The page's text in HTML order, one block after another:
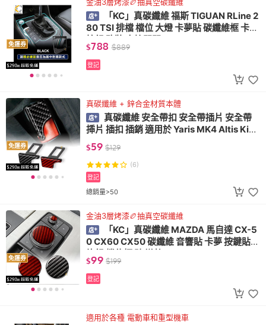
免運券
「KC」真碳纖維 福斯 TIGUAN RLine 2
80 TSI 排檔 檔位 大燈 卡夢貼 碳纖維框 卡夢
按鈕 改裝 中控開關
$788 $889
登記
免運券
真碳纖維 + 鋅合金材質本體
真碳纖維 安全帶扣 安全帶插片 安全帶
揷片 插扣 插銷 適用於 Yaris MK4 Altis Kick
s Cross
$59 $129
(6)
總銷量>50
登記
免運券
金油3層烤漆🏉抽真空碳纖維
「KC」真碳纖維 MAZDA 馬自達 CX-5
0 CX60 CX50 碳纖維 音響貼 卡夢 按鍵貼
旋鈕 檔位框 貼 導航
$99 $199
登記
適用於各種 電動車和重型機車